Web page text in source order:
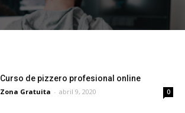
Curso de pizzero profesional online
Zona Gratuita - abril 9, 2020 0